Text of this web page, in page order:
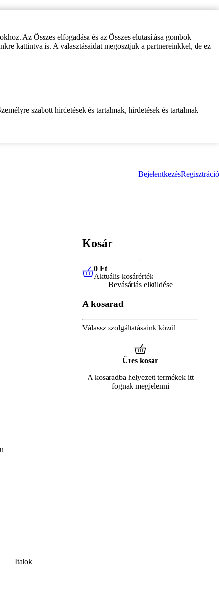
Az Összes elfogadása és az Összes elutasítása gombok
kattintva is. A választásaidat megosztjuk a partnereinkkel, de ez
szabott hirdetések és tartalmak, hirdetések és tartalmak
BejelentkezésRegisztráció
Italok
Kosár
0 FtAktuális kosárérték
0 Ft
Aktuális kosárérték
Bevásárlás elküldése
A kosarad
Válassz szolgáltatásaink közül
Üres kosár
A kosaradba helyezett termékek itt
fognak megjelenni